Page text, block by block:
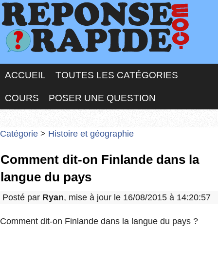
ACCUEIL TOUTES LES CATÉGORIES
COURS POSER UNE QUESTION
Catégorie > Histoire et géographie
Comment dit-on Finlande dans la
langue du pays
Posté par Ryan, mise à jour le 16/08/2015 à 14:20:57
Comment dit-on Finlande dans la langue du pays ?